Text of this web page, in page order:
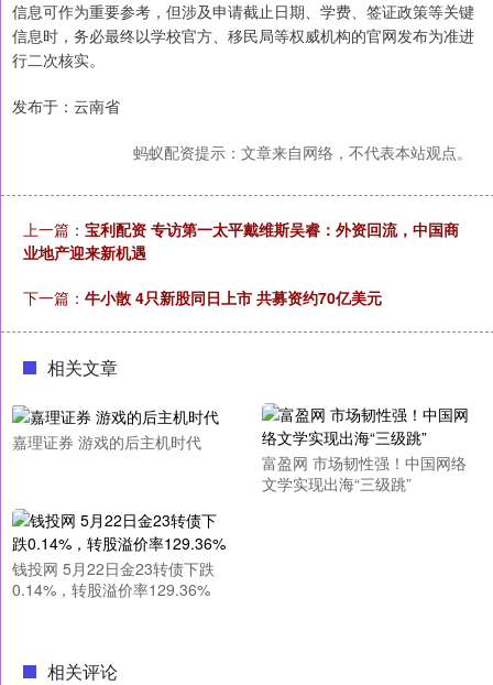
信息可作为重要参考，但涉及申请截止日期、学费、签证政策等关键
信息时，务必最终以学校官方、移民局等权威机构的官网发布为准进
行二次核实。
发布于：云南省
蚂蚁配资提示：文章来自网络，不代表本站观点。
上一篇： 宝利配资 专访第一太平戴维斯吴睿：外资回流，中国商
业地产迎来新机遇
下一篇： 牛小散 4只新股同日上市 共募资约70亿美元
相关文章
嘉理证券 游戏的后主机时代
富盈网 市场韧性强！中国网络
文学实现出海“三级跳”
钱投网 5月22日金23转债下跌
0.14%，转股溢价率129.36%
相关评论